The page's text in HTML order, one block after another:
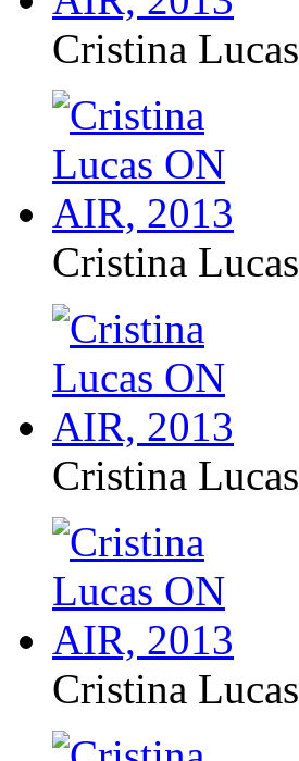
Cristina Lucas
Cristina Lucas
Cristina Lucas
Cristina Lucas